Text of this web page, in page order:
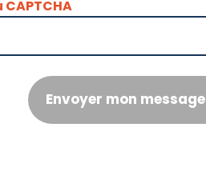
Envoyer mon message